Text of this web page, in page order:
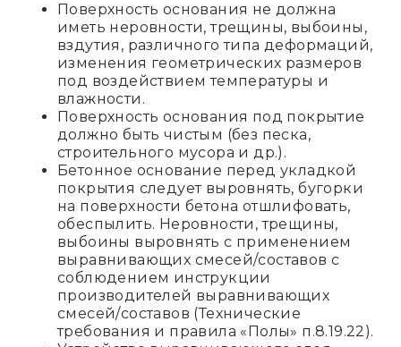
Поверхность основания не должна
иметь неровности, трещины, выбоины,
вздутия, различного типа деформаций,
изменения геометрических размеров
под воздействием температуры и
влажности.
Поверхность основания под покрытие
должно быть чистым (без песка,
строительного мусора и др.).
Бетонное основание перед укладкой
покрытия следует выровнять, бугорки
на поверхности бетона отшлифовать,
обеспылить. Неровности, трещины,
выбоины выровнять с применением
выравнивающих смесей/составов с
соблюдением инструкции
производителей выравнивающих
смесей/составов (Технические
требования и правила «Полы» п.8.19.22).